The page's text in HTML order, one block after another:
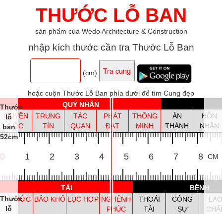
THƯỚC LỖ BAN
sản phẩm của Wedo Architecture & Construction
nhập kích thước cần tra Thước Lỗ Ban
(cm)
hoặc cuộn Thước Lỗ Ban phía dưới để tìm Cung đẹp
CM
Thước
lỗ
ban
52cm
Thước
lỗ
QUÝ NHÂN
QUYỀN
LỘC
TRUNG
TÍN
TÁC
QUAN
PHÁT
ĐẠT
THÔNG
MINH
ÁN
THÀNH
HỖN
NHÂN
0 1 2 3 4 5 6 7 8
TÀI
TÀI ĐỨC BẢO KHỐ LỤC HỢP NGHÊNH
PHÚC
BỆNH
THOÁI
TÀI
CÔNG
SỰ